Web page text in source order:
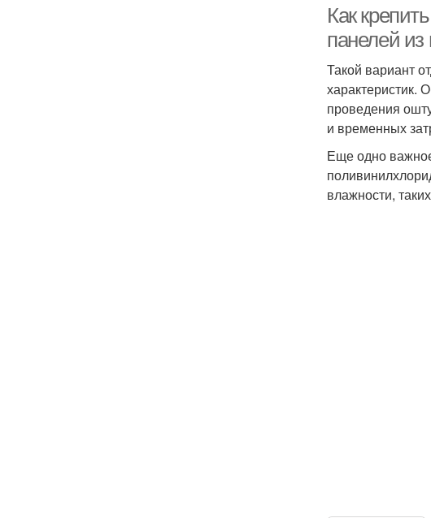
Как
панелей из
Такой вариант
характеристик.
проведения
и временных
Еще одно
влажности,